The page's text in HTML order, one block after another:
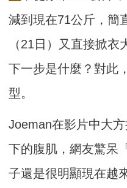
減到現在71公斤，簡
（21日）又直接掀衣
下一步是什麼？對此
型。
Joeman在影片中大
下的腹肌，網友驚呆
子還是很明顯現在越